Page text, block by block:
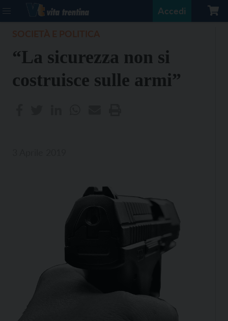
Accedi
“La sicurezza non si
costruisce sulle armi”